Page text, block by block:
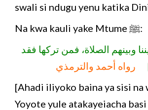
swali si ndugu yenu katika
Na kwa kauli yake Mtume ﷺ:
وبينهم الصلاة، فمن تركها فقد
رواه أحمد والترمذي
[Ahadi iliyoko baina ya sisi na
Yoyote yule atakayeiacha